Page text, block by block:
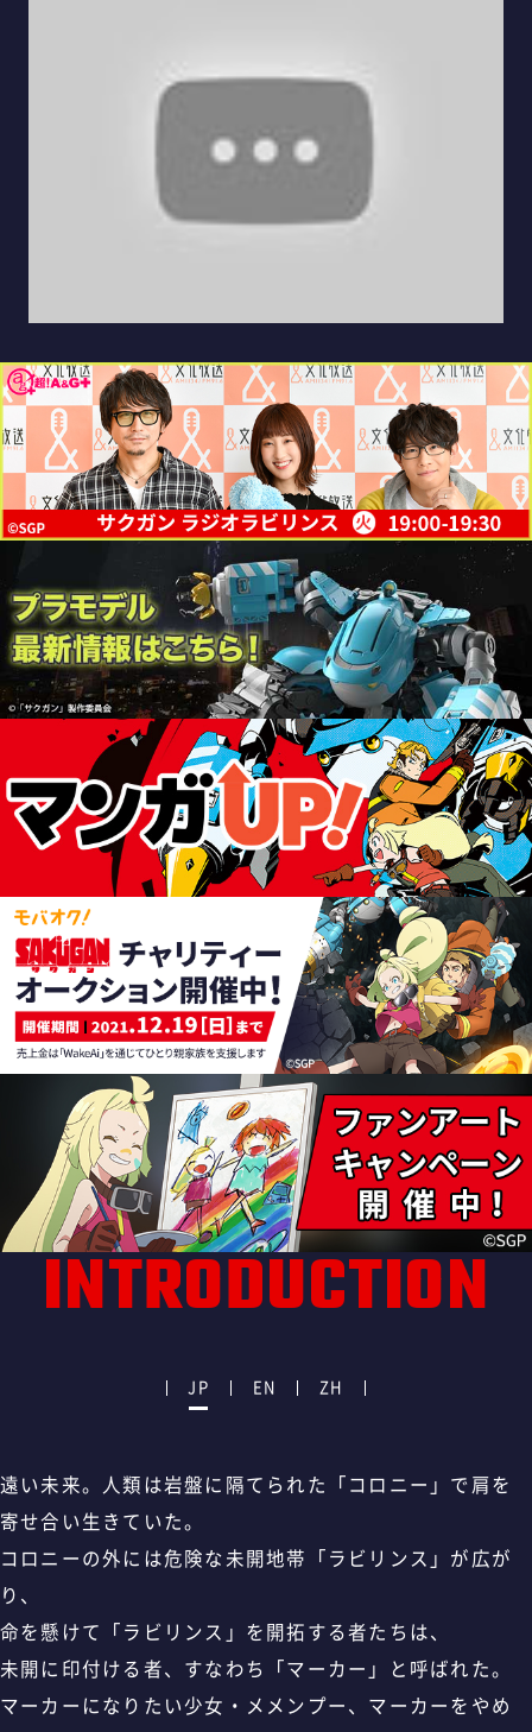
INTRODUCTION
JP EN ZH
遠い未来。人類は岩盤に隔てられた「コロニー」で肩を
寄せ合い生きていた。
コロニーの外には危険な未開地帯「ラビリンス」が広が
り、
命を懸けて「ラビリンス」を開拓する者たちは、
未開に印付ける者、すなわち「マーカー」と呼ばれた。
マーカーになりたい少女・メメンプー、マーカーをやめ